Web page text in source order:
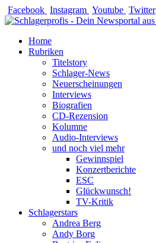
Zum
Inhalt
Facebook Instagram Youtube Twitter
Home
Rubriken
Titelstory
Schlager-News
Neuerscheinungen
Interviews
Biografien
CD-Rezension
Kolumne
Audio-Interviews
und noch viel mehr
Gewinnspiel
Konzertberichte
ESC
Glückwunsch!
TV-Kritik
Schlagerstars
Andrea Berg
Andy Borg